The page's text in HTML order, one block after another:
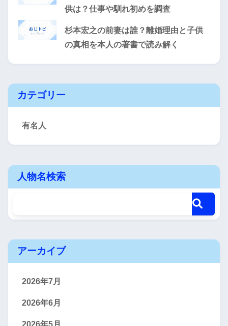
供は？仕事や馴れ初めを調査
杉本宏之の前妻は誰？離婚理由と子供
の真相を本人の著書で読み解く
カテゴリー
有名人
人物名検索
アーカイブ
2026年7月
2026年6月
2026年5月